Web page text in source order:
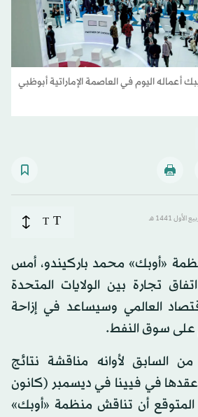
اليوم في العاصمة الإماراتية أبوظبي
T
T
«أوبك» محمد باركيندو، أمس
اتفاق تجارة بين الولايات المتحدة
العالمي وسيساعد في إزاحة
على سوق النفط.
من السابق لأوانه مناقشة نتائج
في فيينا في ديسمبر (كانون
أن تناقش منظمة «أوبك»